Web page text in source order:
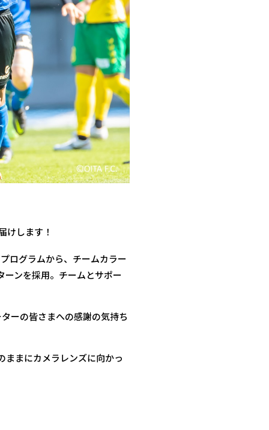
けします！
ログラムから、チームカラー
ンを採用。チームとサポー
ーの皆さまへの感謝の気持ち
ままにカメラレンズに向かっ